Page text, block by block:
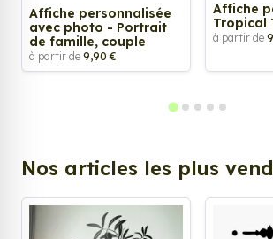
Affiche personnalisée
avec photo - Portrait
de famille, couple
à partir de 9,90 €
Affiche
Tropical
à partir de
Nos articles les plus